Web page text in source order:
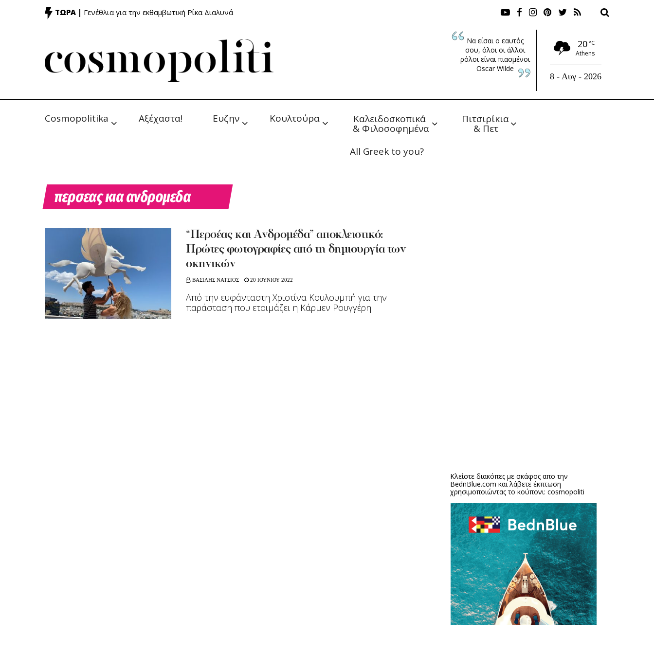
ΤΩΡΑ | Γενέθλια για την εκθαμβωτική Ρίκα Διαλυνά
Να είσαι ο εαυτός
σου, όλοι οι άλλοι
ρόλοι είναι πιασμένοι
Oscar Wilde
20 °C
Athens
8 - Αυγ - 2026
Cosmopolitika Αξέχαστα! Ευζην Κουλτούρα Καλειδοσκοπικά
& Φιλοσοφημένα
Πιτσιρίκια
& Πετ
All Greek to you?
περσεας κια ανδρομεδα
“Περσέας και Ανδρομέδα” αποκλειστικό:
Πρώτες φωτογραφίες από τη δημιουργία των
σκηνικών
ΒΑΣΙΛΗΣ ΝΑΤΣΙΟΣ 20 ΙΟΥΝΙΟΥ 2022
Από την ευφάνταστη Χριστίνα Κουλουμπή για την
παράσταση που ετοιμάζει η Κάρμεν Ρουγγέρη
Κλείστε διακόπες με σκάφος απο την
BednBlue.com και λάβετε έκπτωση
χρησιμοποιώντας το κούπονι: cosmopoliti